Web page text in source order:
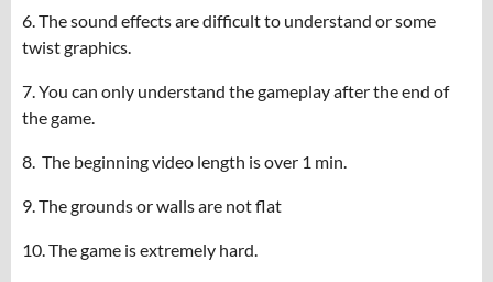
6. The sound effects are difficult to understand or some
twist graphics.
7. You can only understand the gameplay after the end of
the game.
8. The beginning video length is over 1 min.
9. The grounds or walls are not flat
10. The game is extremely hard.